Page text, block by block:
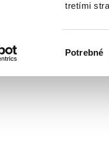
tretími
súhlasu
Potrebné